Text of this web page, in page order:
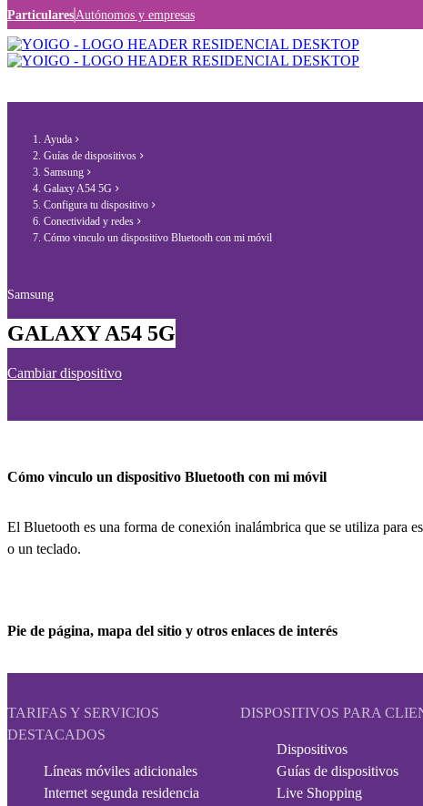
Particulares Autónomos y empresas
Ayuda
Guías de dispositivos
Samsung
Galaxy A54 5G
Configura tu dispositivo
Conectividad y redes
Cómo vinculo un dispositivo Bluetooth con mi móvil
Samsung
GALAXY A54 5G
Cambiar dispositivo
Cómo vinculo un dispositivo Bluetooth con mi móvil
El Bluetooth es una forma de conexión inalámbrica que se utiliza para
o un teclado.
Pie de página, mapa del sitio y otros enlaces de interés
TARIFAS Y SERVICIOS
DESTACADOS
Líneas móviles adicionales
Internet segunda residencia
DISPOSITIVOS PARA
Dispositivos
Guías de dispositivos
Live Shopping